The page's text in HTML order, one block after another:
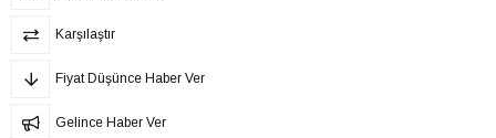
Karşılaştır
Fiyat Düşünce Haber Ver
Gelince Haber Ver